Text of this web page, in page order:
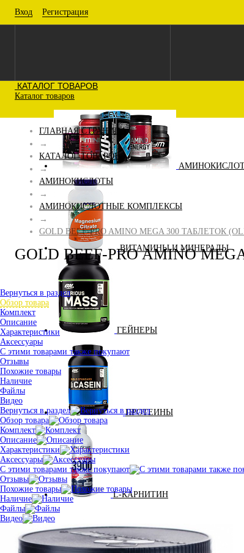
Вход Регистрация
КАТАЛОГ ТОВАРОВ
Каталог товаров
ВИТАМИНЫ И МИНЕРАЛЫ
ГЕЙНЕРЫ
ПРОТЕИНЫ
L-КАРНИТИН
ГЛАВНАЯ СТРАНИЦА
→
КАТАЛОГ ТОВАРОВ
→
АМИНОКИСЛОТЫ
→
АМИНОКИСЛОТНЫЕ КОМПЛЕКСЫ
→
GOLD BEEF-PRO AMINO MEGA 300 ТАБЛЕТОК
GOLD BEEF-PRO AMINO
Вернуться в раздел
Обзор товара
Комплект
Описание
Характеристики
Аксессуары
С этими товарами также покупают
Отзывы
Похожие товары
Наличие
Файлы
Видео
Вернуться в раздел
Обзор товара
Комплект
Описание
Характеристики
Аксессуары
С этими товарами также покупают
Отзывы
Похожие товары
Наличие
Файлы
Видео